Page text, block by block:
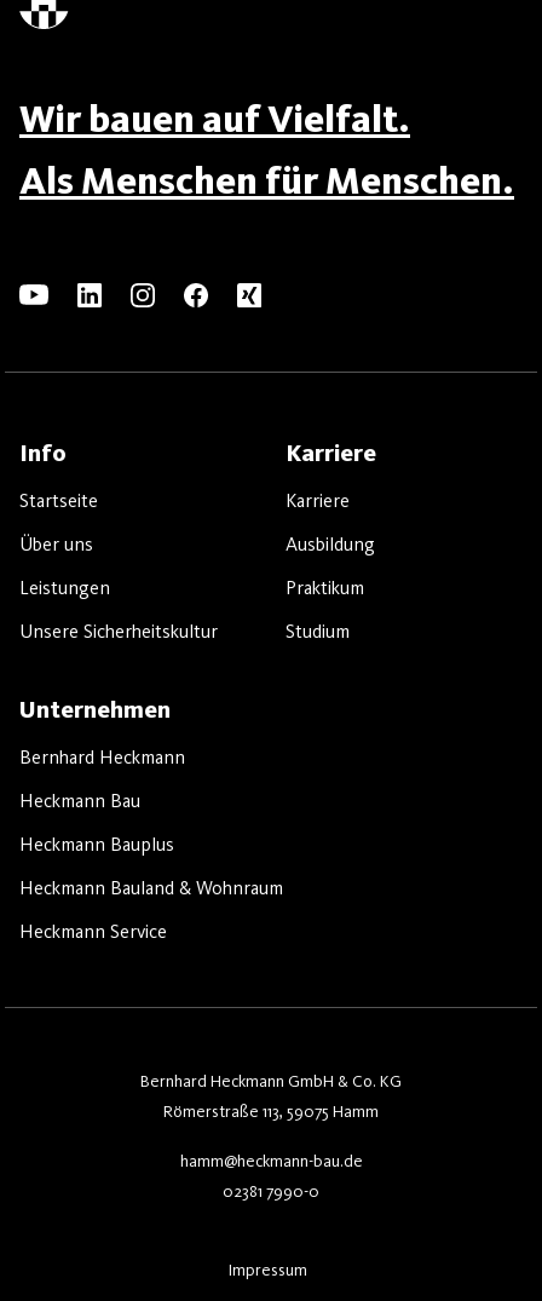
Wir bauen auf Vielfalt.
Als Menschen für Menschen.
Info
Startseite
Über uns
Leistungen
Unsere Sicherheitskultur
Karriere
Karriere
Ausbildung
Praktikum
Studium
Unternehmen
Bernhard Heckmann
Heckmann Bau
Heckmann Bauplus
Heckmann Bauland & Wohnraum
Heckmann Service
Bernhard Heckmann GmbH & Co. KG
Römerstraße 113, 59075 Hamm
hamm@heckmann-bau.de
02381 7990-0
Impressum